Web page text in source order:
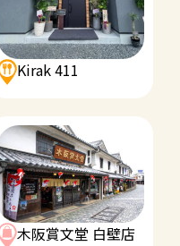
Kirak 411
木阪賞文堂 白壁店